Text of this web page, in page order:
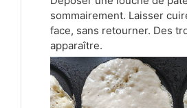
sommairement. Laisser
face, sans retourner. Des
apparaître.